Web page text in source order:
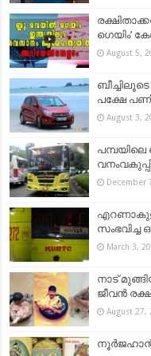
ഗെയിം’
August 5,
പക്ഷേ
August 3,
December
എറണാകുളം
സംഭവിച്ച
March 3,
നാട്
ജീവൻ
August 27,
നൂർജഹാൻ